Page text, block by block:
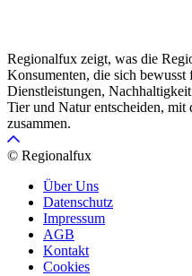
Regionalfux zeigt, was die
Konsumenten, die sich
Dienstleistungen,
Tier und Natur entscheiden, mit
zusammen.
© Regionalfux
Über Uns
Datenschutz
Impressum
AGB
Kontakt
Cookies